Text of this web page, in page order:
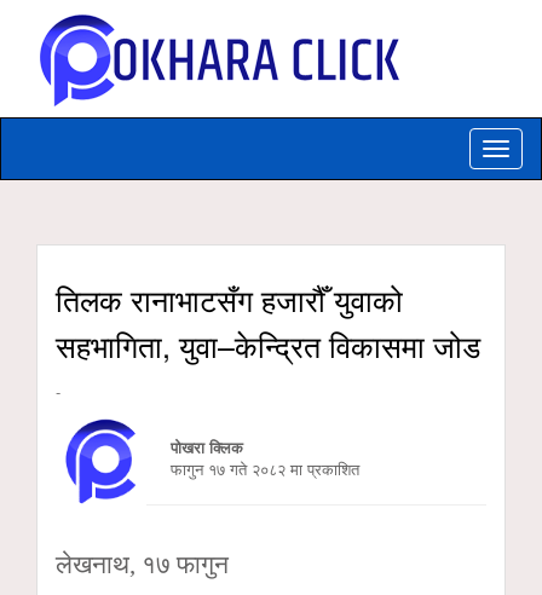
Toggle
तिलक रानाभाटसँग हजारौँ युवाको
सहभागिता, युवा–केन्द्रित विकासमा जोड
-
पोखरा क्लिक
फागुन १७ गते २०८२ मा प्रकाशित
लेखनाथ, १७ फागुन